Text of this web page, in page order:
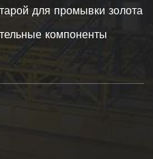
для промывки золота
компоненты